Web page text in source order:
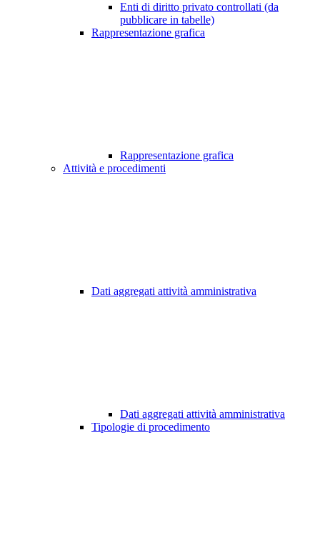
Enti di diritto privato controllati (da
pubblicare in tabelle)
Rappresentazione grafica
Rappresentazione grafica
Attività e procedimenti
Dati aggregati attività amministrativa
Dati aggregati attività amministrativa
Tipologie di procedimento